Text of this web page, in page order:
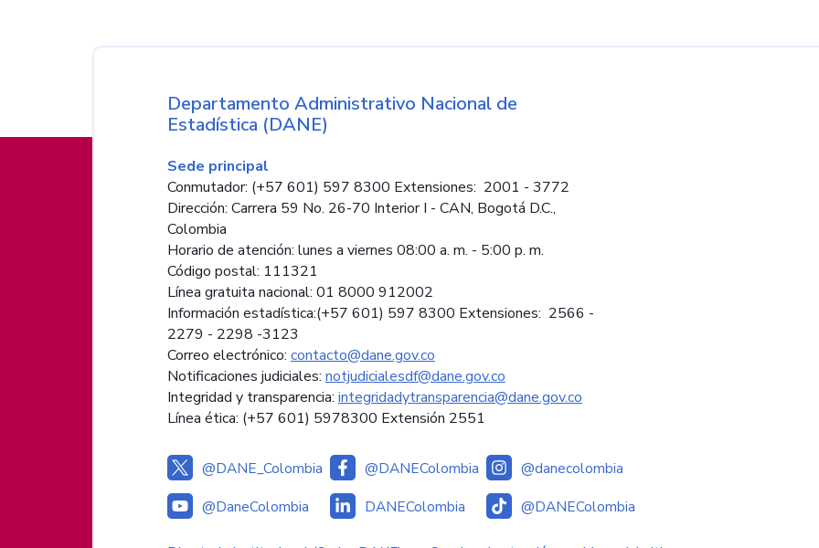
Información de pie de página
Nombre de la entidad
Departamento Administrativo Nacional de
Estadística (DANE)
Sede principal
Conmutador: (+57 601) 597 8300 Extensiones: 2001 - 3772
Dirección: Carrera 59 No. 26-70 Interior I - CAN, Bogotá D.C.,
Colombia
Horario de atención: lunes a viernes 08:00 a. m. - 5:00 p. m.
Código postal: 111321
Línea gratuita nacional: 01 8000 912002
Información estadística:(+57 601) 597 8300 Extensiones: 2566 -
2279 - 2298 -3123
Correo electrónico: contacto@dane.gov.co
Notificaciones judiciales: notjudicialesdf@dane.gov.co
Integridad y transparencia: integridadytransparencia@dane.gov.co
Línea ética: (+57 601) 5978300 Extensión 2551
@DANE_Colombia @DANEColombia
@danecolombia
@DaneColombia
DANEColombia @DANEColombia